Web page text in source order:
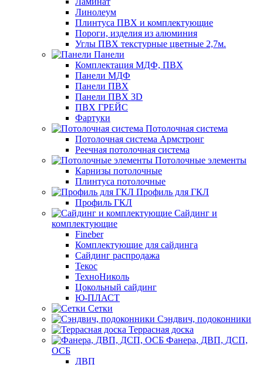
Линолеум
Плинтуса ПВХ и комплектующие
Пороги, изделия из алюминия
Углы ПВХ текстурные цветные 2,7м.
Панели
Комплектация МДФ, ПВХ
Панели МДФ
Панели ПВХ
Панели ПВХ 3D
ПВХ ГРЕЙС
Фартуки
Потолочная система
Потолочная система Армстронг
Реечная потолочная система
Потолочные элементы
Карнизы потолочные
Плинтуса потолочные
Профиль для ГКЛ
Профиль ГКЛ
Сайдинг и
комплектующие
Fineber
Комплектующие для сайдинга
Сайдинг распродажа
Текос
ТехноНиколь
Цокольный сайдинг
Ю-ПЛАСТ
Сетки
Сэндвич, подоконники
Террасная доска
Фанера, ДВП, ДСП,
ОСБ
ДВП